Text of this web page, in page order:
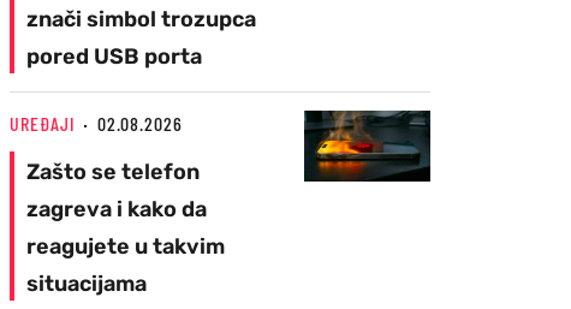
znači simbol trozupca
pored USB porta
UREĐAJI 02.08.2026
Zašto se telefon
zagreva i kako da
reagujete u takvim
situacijama